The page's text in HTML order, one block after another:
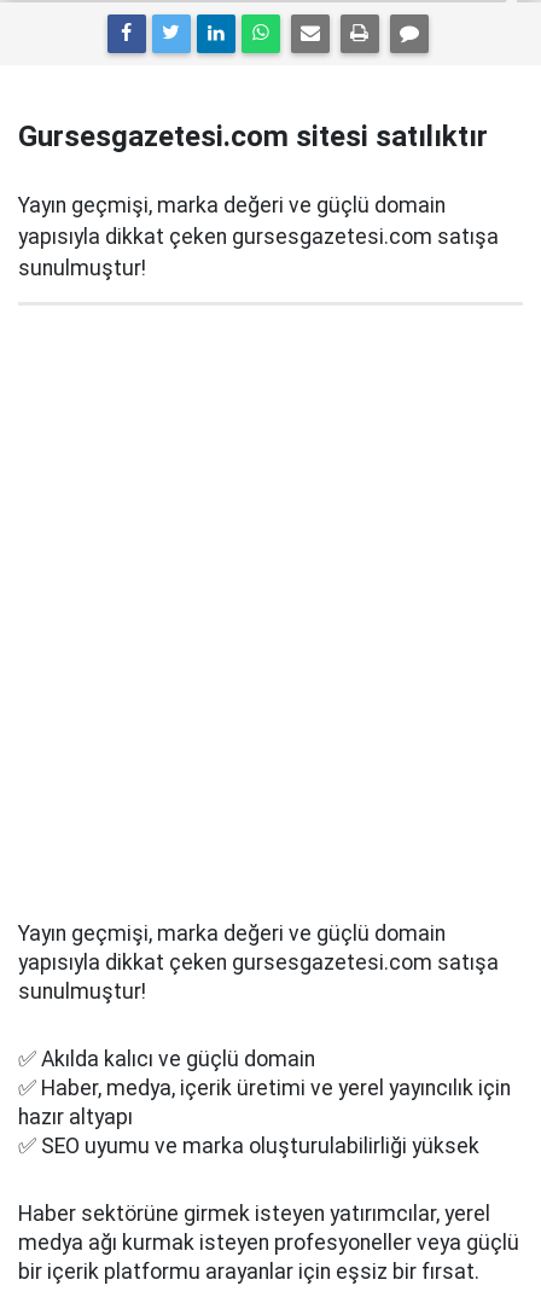
Gursesgazetesi.com sitesi satılıktır
Yayın geçmişi, marka değeri ve güçlü domain
yapısıyla dikkat çeken gursesgazetesi.com satışa
sunulmuştur!
Yayın geçmişi, marka değeri ve güçlü domain
yapısıyla dikkat çeken gursesgazetesi.com satışa
sunulmuştur!
✅ Akılda kalıcı ve güçlü domain
✅ Haber, medya, içerik üretimi ve yerel yayıncılık için
hazır altyapı
✅ SEO uyumu ve marka oluşturulabilirliği yüksek
Haber sektörüne girmek isteyen yatırımcılar, yerel
medya ağı kurmak isteyen profesyoneller veya güçlü
bir içerik platformu arayanlar için eşsiz bir fırsat.